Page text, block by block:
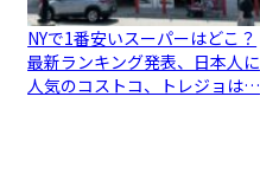
NYで1番安いスーパーはどこ？
最新ランキング発表、日本人に
人気のコストコ、トレジョは…